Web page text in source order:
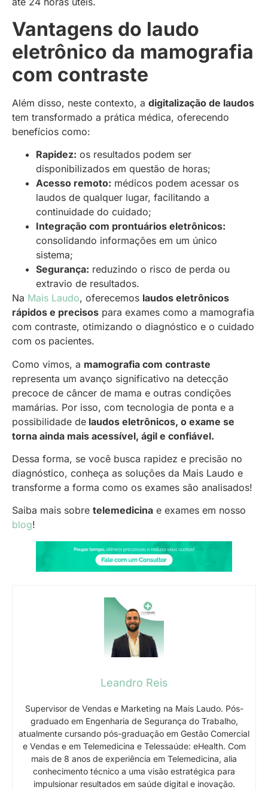
Vantagens do laudo
eletrônico da mamografia
com contraste
Além disso, neste contexto, a digitalização de laudos
tem transformado a prática médica, oferecendo
benefícios como:
Rapidez: os resultados podem ser
disponibilizados em questão de horas;
Acesso remoto: médicos podem acessar os
laudos de qualquer lugar, facilitando a
continuidade do cuidado;
Integração com prontuários eletrônicos:
consolidando informações em um único
sistema;
Segurança: reduzindo o risco de perda ou
extravio de resultados.
Na Mais Laudo, oferecemos laudos eletrônicos
rápidos e precisos para exames como a mamografia
com contraste, otimizando o diagnóstico e o cuidado
com os pacientes.
Como vimos, a mamografia com contraste
representa um avanço significativo na detecção
precoce de câncer de mama e outras condições
mamárias. Por isso, com tecnologia de ponta e a
possibilidade de laudos eletrônicos, o exame se
torna ainda mais acessível, ágil e confiável.
Dessa forma, se você busca rapidez e precisão no
diagnóstico, conheça as soluções da Mais Laudo e
transforme a forma como os exames são analisados!
Saiba mais sobre telemedicina e exames em nosso
blog!
Leandro Reis
Supervisor de Vendas e Marketing na Mais Laudo. Pós-
graduado em Engenharia de Segurança do Trabalho,
atualmente cursando pós-graduação em Gestão Comercial
e Vendas e em Telemedicina e Telessaúde: eHealth. Com
mais de 8 anos de experiência em Telemedicina, alia
conhecimento técnico a uma visão estratégica para
impulsionar resultados em saúde digital e inovação.